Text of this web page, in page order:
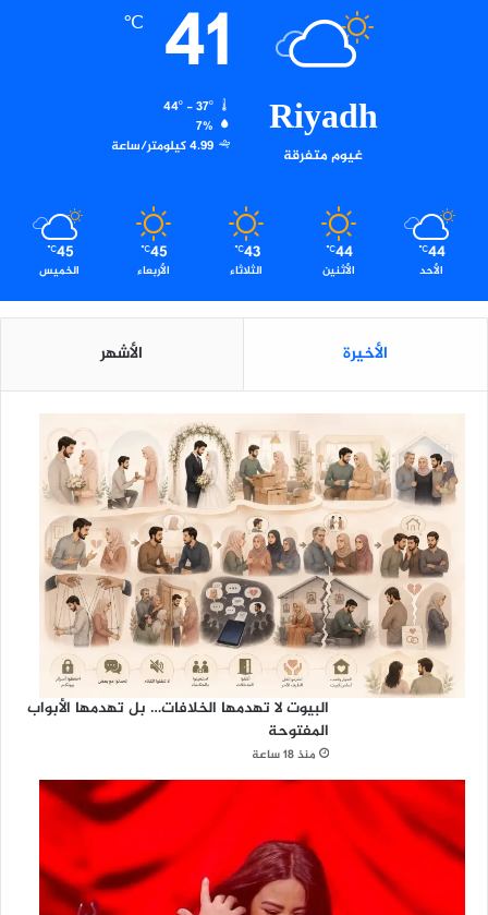
Riyadh
غيوم متفرقة
41
℃
44º - 37º
7%
4.99 كيلومتر/ساعة
44
℃
الأحد
44
℃
الأثنين
43
℃
الثلاثاء
45
℃
الأربعاء
45
℃
الخميس
الأخيرة الأشهر
البيوت لا تهدمها الخلافات… بل تهدمها الأبواب
المفتوحة
منذ 18 ساعة